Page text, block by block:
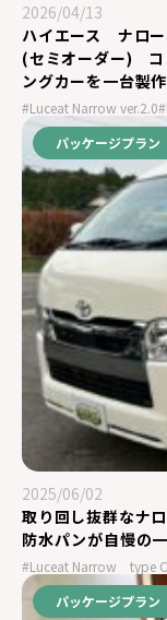
2026/04/13
ハイエース ナロ
(セミオーダー) コ
ングカーを一台製
#Luceat Narrow ver.2.0
パッケージプラン
2025/06/02
取り回し抜群なナ
防水パンが自慢の
#Luceat Narrow type C
パッケージプラン